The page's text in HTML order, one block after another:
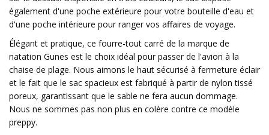
également d'une poche extérieure pour votre bouteille d'eau et
d'une poche intérieure pour ranger vos affaires de voyage.
Élégant et pratique, ce fourre-tout carré de la marque de
natation Gunes est le choix idéal pour passer de l'avion à la
chaise de plage. Nous aimons le haut sécurisé à fermeture éclair
et le fait que le sac spacieux est fabriqué à partir de nylon tissé
poreux, garantissant que le sable ne fera aucun dommage.
Nous ne sommes pas non plus en colère contre ce modèle
preppy.